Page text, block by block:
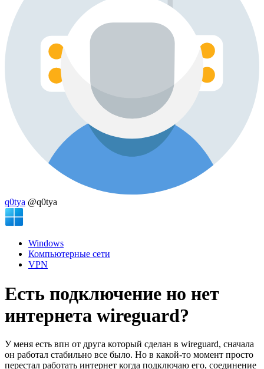
q0tya @q0tya
Windows
Компьютерные сети
VPN
Есть подключение но нет
интернета wireguard?
У меня есть впн от друга который сделан в wireguard, сначала
он работал стабильно все было. Но в какой-то момент просто
перестал работать интернет когда подключаю его, соединение